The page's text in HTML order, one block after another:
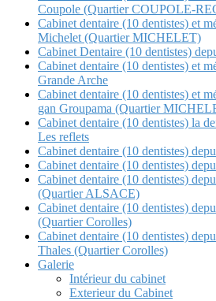
Coupole (Quartier COUPOLE-
Cabinet dentaire (10 dentistes) et
Michelet (Quartier MICHELET)
Cabinet Dentaire (10 dentistes)
Cabinet dentaire (10 dentistes) et
Grande Arche
Cabinet dentaire (10 dentistes) et
gan Groupama (Quartier
Cabinet dentaire (10 dentistes) la
Les reflets
Cabinet dentaire (10 dentistes)
Cabinet dentaire (10 dentistes)
Cabinet dentaire (10 dentistes)
(Quartier ALSACE)
Cabinet dentaire (10 dentistes)
(Quartier Corolles)
Cabinet dentaire (10 dentistes)
Thales (Quartier Corolles)
Galerie
Intérieur du cabinet
Exterieur du Cabinet